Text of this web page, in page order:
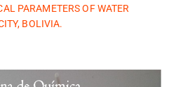
PARAMETERS OF WATER
BOLIVIA.